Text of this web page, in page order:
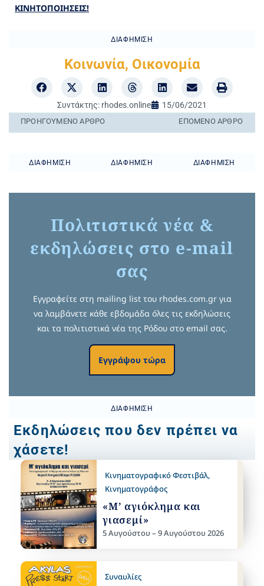
ΚΙΝΗΤΟΠΟΙΗΣΕΙΣ!
ΔΙΑΦΉΜΙΣΗ
Κοινωνία, Οικονομία
Συντάκτης: rhodes.online 15/06/2021
ΠΡΟΗΓΟΎΜΕΝO ΆΡΘΡΟ ΕΠΌΜΕΝΟ ΆΡΘΡΟ
ΔΙΑΦΉΜΙΣΗ ΔΙΑΦΉΜΙΣΗ ΔΙΑΦΉΜΙΣΗ
Πολιτιστικά νέα &
εκδηλώσεις στο e-mail
σας
Εγγραφείτε στη mailing list του rhodes.com.gr για
να λαμβάνετε κάθε εβδομάδα όλες τις εκδηλώσεις
και τα πολιτιστικά νέα της Ρόδου στο email σας.
Εγγράψου τώρα
ΔΙΑΦΉΜΙΣΗ
Εκδηλώσεις που δεν πρέπει να
χάσετε!
Κινηματογραφικό Φεστιβάλ,
Κινηματογράφος
«Μ’ αγιόκλημα και
γιασεμί»
5 Αυγούστου – 9 Αυγούστου 2026
Συναυλίες